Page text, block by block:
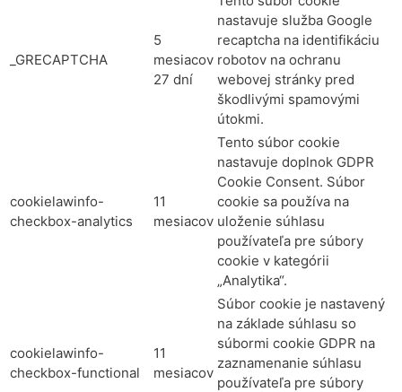
_GRECAPTCHA
5
mesiacov
27 dní
nastavuje služba Google
recaptcha na identifikáciu
robotov na ochranu
webovej stránky pred
škodlivými spamovými
útokmi.
cookielawinfo-
checkbox-analytics
11
mesiacov
Tento súbor cookie
nastavuje doplnok GDPR
Cookie Consent. Súbor
cookie sa používa na
uloženie súhlasu
používateľa pre súbory
cookie v kategórii
„Analytika“.
cookielawinfo-
checkbox-functional
11
mesiacov
Súbor cookie je nastavený
na základe súhlasu so
súbormi cookie GDPR na
zaznamenanie súhlasu
používateľa pre súbory